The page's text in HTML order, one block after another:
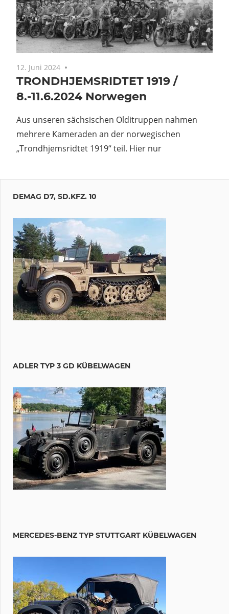
12. Juni 2024
TRONDHJEMSRIDTET 1919 /
8.-11.6.2024 Norwegen
Aus unseren sächsischen Olditruppen nahmen
mehrere Kameraden an der norwegischen
„Trondhjemsridtet 1919“ teil. Hier nur
DEMAG D7, SD.KFZ. 10
ADLER TYP 3 GD KÜBELWAGEN
MERCEDES-BENZ TYP STUTTGART KÜBELWAGEN